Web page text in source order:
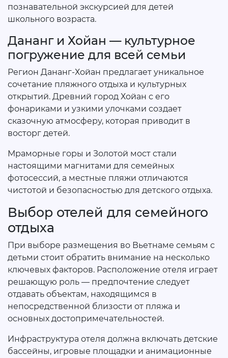
познавательной экскурсией для детей
школьного возраста.
Дананг и Хойан — культурное
погружение для всей семьи
Регион Дананг-Хойан предлагает уникальное
сочетание пляжного отдыха и культурных
открытий. Древний город Хойан с его
фонариками и узкими улочками создает
сказочную атмосферу, которая приводит в
восторг детей.
Мраморные горы и Золотой мост стали
настоящими магнитами для семейных
фотосессий, а местные пляжи отличаются
чистотой и безопасностью для детского отдыха.
Выбор отелей для семейного
отдыха
При выборе размещения во Вьетнаме семьям с
детьми стоит обратить внимание на несколько
ключевых факторов. Расположение отеля играет
решающую роль — предпочтение следует
отдавать объектам, находящимся в
непосредственной близости от пляжа и
основных достопримечательностей.
Инфраструктура отеля должна включать детские
бассейны, игровые площадки и анимационные